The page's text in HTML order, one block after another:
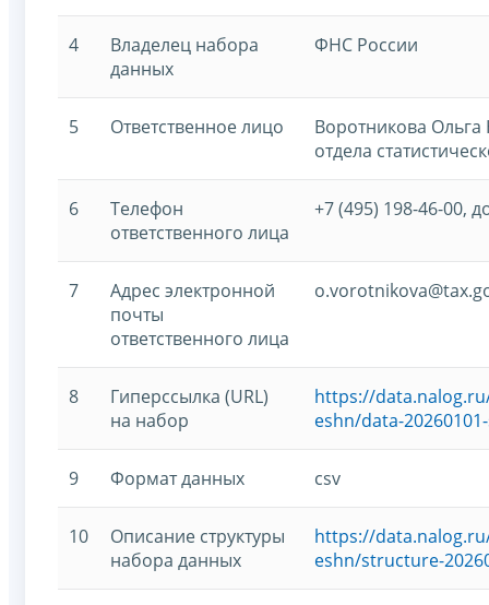
4
Владелец набора
данных
ФНС России
5 Ответственное лицо
Воротникова
отдела
6
Телефон
ответственного лица
+7 (495) 198-46-00,
7
Адрес электронной
почты
ответственного лица
8
Гиперссылка (URL)
на набор
https://
eshn/data-
9 Формат данных csv
10
Описание структуры
набора данных
https://
eshn/structure-